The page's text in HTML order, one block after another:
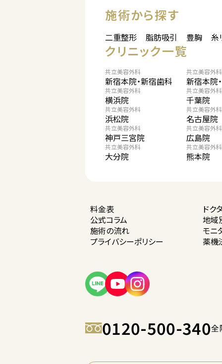
施術から探す
二重整形 脂肪吸引 豊胸 糸
クリニック一覧
共立美容外科
新宿本院・新宿歯科
共立美容外科
新宿本院
共立美容外科
横浜院
共立美容外科
千葉院
共立美容外科
浜松院
共立美容外科
名古屋院
共立美容外科
神戸三宮院
共立美容外科
広島院
共立美容外科
大分院
共立美容外科
熊本院
料金表
ドク
公式コラム
地域
施術の流れ
モニ
プライバシーポリシー 薬機
0120-500-340全